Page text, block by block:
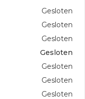
Gesloten
Gesloten
Gesloten
Gesloten
Gesloten
Gesloten
Gesloten